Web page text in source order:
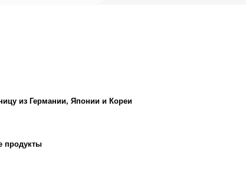
из Германии, Японии и Кореи
продукты